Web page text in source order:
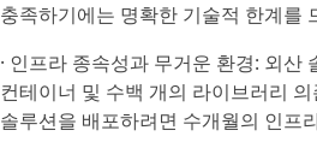
충족하기에는 명확한 기술적 한계를
· 인프라 종속성과 무거운 환경: 외
컨테이너 및 수백 개의 라이브러리
솔루션을 배포하려면 수개월의 인프